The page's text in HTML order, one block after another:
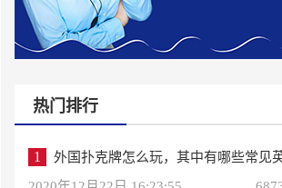
热门排行
1
外国扑克牌怎么玩，其中有哪些常见英语词